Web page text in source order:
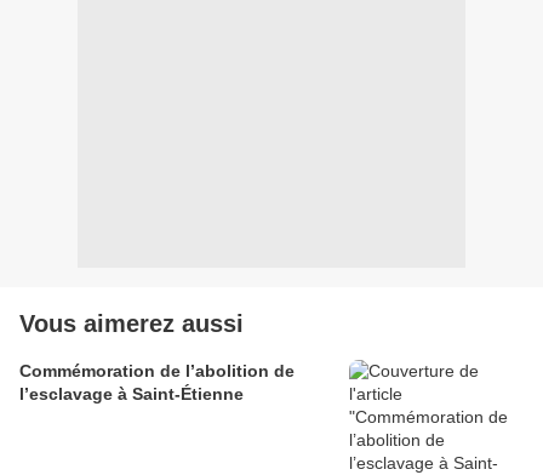
Vous aimerez aussi
Commémoration de l’abolition de
l’esclavage à Saint-Étienne